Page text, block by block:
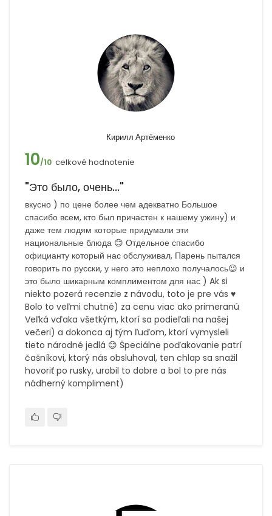
Кирилл Артёменко
10/10 celkové hodnotenie
"Это было, очень..."
вкусно ) по цене более чем адекватно Большое
спасибо всем, кто был причастен к нашему ужину) и
даже тем людям которые придумали эти
национальные блюда 😊 Отдельное спасибо
официанту который нас обслуживал, Парень пытался
говорить по русски, у него это неплохо получалось😉 и
это было шикарным комплиментом для нас ) Ak si
niekto pozerá recenzie z návodu, toto je pre vás ♥ ️
Bolo to veľmi chutné) za cenu viac ako primeranú
Veľká vďaka všetkým, ktorí sa podieľali na našej
večeri) a dokonca aj tým ľuďom, ktorí vymysleli
tieto národné jedlá 😊 Špeciálne poďakovanie patrí
čašníkovi, ktorý nás obsluhoval, ten chlap sa snažil
hovoriť po rusky, urobil to dobre a bol to pre nás
nádherný kompliment)